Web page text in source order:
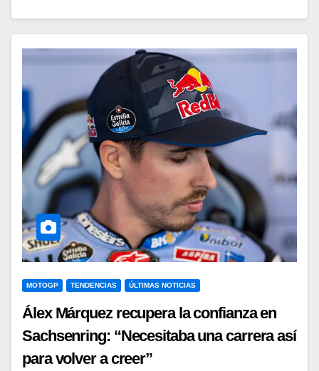
MOTOGP TENDENCIAS ÚLTIMAS NOTICIAS
Álex Márquez recupera la confianza en
Sachsenring: “Necesitaba una carrera así
para volver a creer”